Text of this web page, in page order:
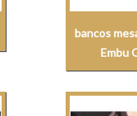
bancos
Embu